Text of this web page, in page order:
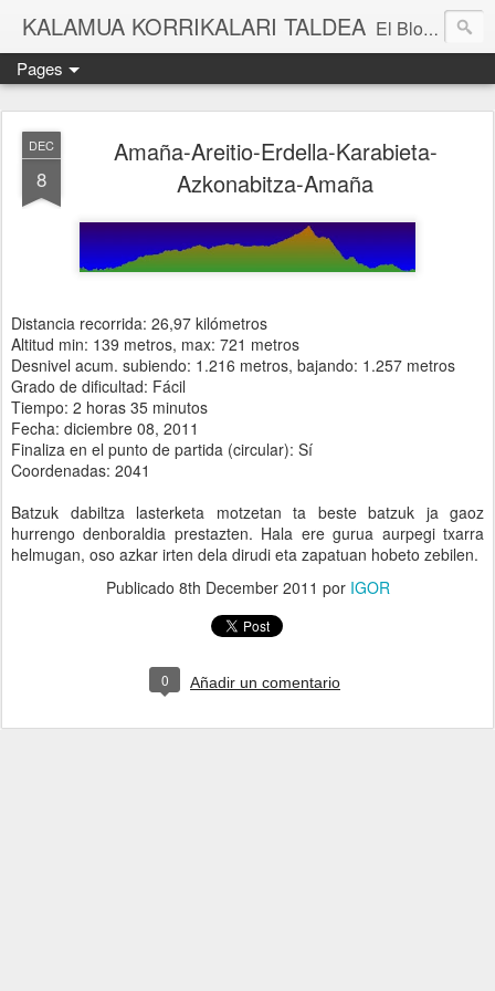
KALAMUA KORRIKALARI TALDEA El Blog de una cuadrilla de "frikis" que quedan para correr por el monte. Si quieres experimentar nuevas sensaciones acompañad@ de buena gente o simplemente probar eso de correr por el monte solo tienes que apuntarte a una de nuestras kedadas. Eibarko Korrikalari Friki talde bat gara.Menditik korrika egitea zer den probatu nahi baduzu gure "kedadetako" batera etorri. Blog honetan gure abentura eta bizipenak kontatzen ditugu, baina dena ez sinestu...
Pages
DEC
8
Amaña-Areitio-Erdella-Karabieta-
Azkonabitza-Amaña
Distancia recorrida: 26,97 kilómetros
Altitud min: 139 metros, max: 721 metros
Desnivel acum. subiendo: 1.216 metros, bajando: 1.257 metros
Grado de dificultad: Fácil
Tiempo: 2 horas 35 minutos
Fecha: diciembre 08, 2011
Finaliza en el punto de partida (circular): Sí
Coordenadas: 2041
Batzuk dabiltza lasterketa motzetan ta beste batzuk ja gaoz
hurrengo denboraldia prestazten. Hala ere gurua aurpegi txarra
helmugan, oso azkar irten dela dirudi eta zapatuan hobeto zebilen.
Publicado 8th December 2011 por IGOR
0 Añadir un comentario